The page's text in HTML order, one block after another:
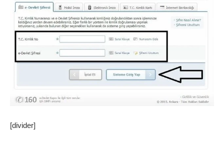
[divider]